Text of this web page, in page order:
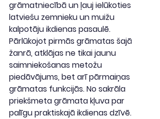
grāmatniecībā un ļauj ielūkoties
latviešu zemnieku un muižu
kalpotāju ikdienas pasaulē.
Pārlūkojot pirmās grāmatas šajā
žanrā, atklājas ne tikai jaunu
saimniekošanas metožu
piedāvājums, bet arī pārmaiņas
grāmatas funkcijās. No sakrāla
priekšmeta grāmata kļuva par
palīgu praktiskajā ikdienas dzīvē.